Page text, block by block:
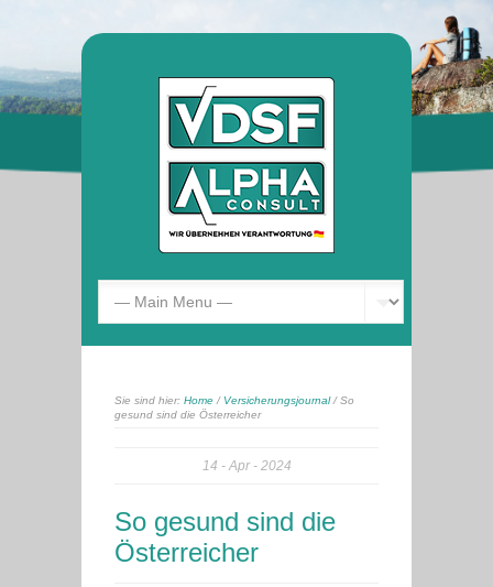
Sie sind hier: Home / Versicherungsjournal/ So
gesund sind die Österreicher
14 Apr 2024
So gesund sind die
Österreicher